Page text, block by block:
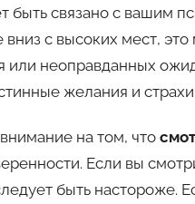
быть связано с вашим
с высоких мест,
или неоправданных
желания и
на том, что
Если вы
быть настороже.